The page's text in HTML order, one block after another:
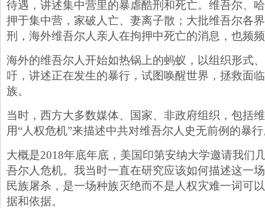
待遇，讲述集中营里的暴虐酷刑和死亡。维吾尔、
押于集中营，家破人亡、妻离子散；大批维吾尔各
刑，海外维吾尔人亲人在拘押中死亡的消息，也频
海外的维吾尔人开始如热锅上的蚂蚁，以组织形式
吁，讲述正在发生的暴行，试图唤醒世界，拯救面
族。
当时，西方大多数媒体、国家、非政府组织，包括
用“人权危机”来描述中共对维吾尔人史无前例的暴
大概是2018年底年底，美国印第安纳大学邀请我们
吾尔人危机。我当时一直在研究应该如何描述这一
民族屠杀，是一场种族灭绝而不是人权灾难一词可
据和依据。